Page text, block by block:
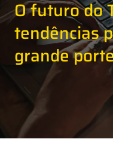
O futuro do
tendências
grande